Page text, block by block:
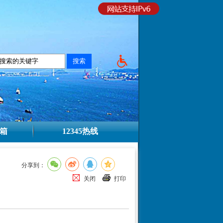
12345热线
分享到：
关闭
打印